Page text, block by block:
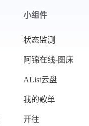
小组件
状态监测
阿锦在线-图床
AList云盘
我的歌单
开往